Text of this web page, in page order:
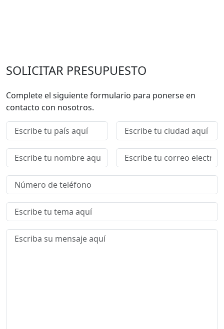
SOLICITAR PRESUPUESTO
Complete el siguiente formulario para ponerse en
contacto con nosotros.